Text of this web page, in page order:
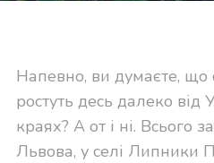
Напевно, ви думаєте, що
ростуть десь далеко від
краях? А от і ні. Всього
Львова, у селі Липники